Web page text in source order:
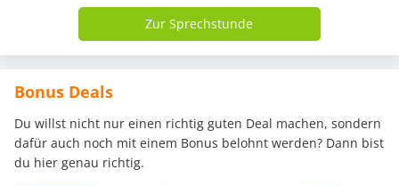
Zur Sprechstunde
Bonus Deals
Du willst nicht nur einen richtig guten Deal machen, sondern
dafür auch noch mit einem Bonus belohnt werden? Dann bist
du hier genau richtig.